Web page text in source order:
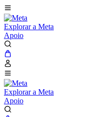
Explorar a Meta
Apoio
Explorar a Meta
Apoio